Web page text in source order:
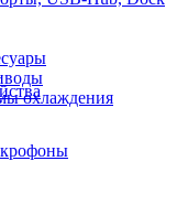
охлаждения